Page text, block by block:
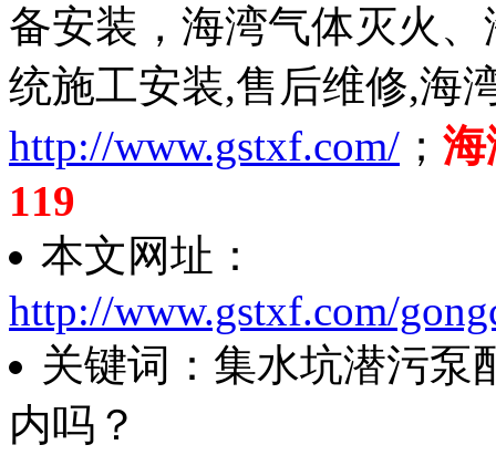
备安装，海湾气体灭火
统施工安装,售后维修,海
http://www.gstxf.com/ ； 海
119
本文网址：
http://www.gstxf.com/
关键词：集水坑潜污泵
内吗？